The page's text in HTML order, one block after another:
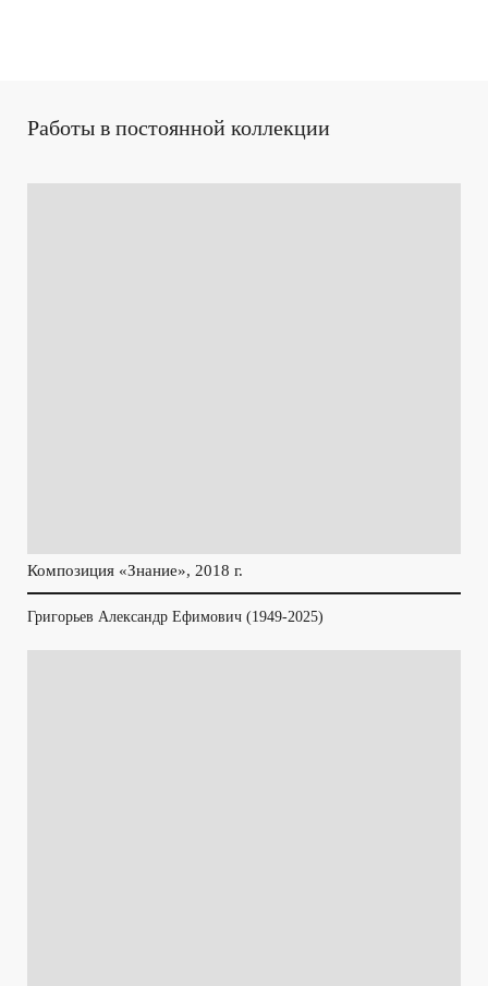
Работы в постоянной коллекции
Композиция «Знание», 2018 г.
Григорьев Александр Ефимович (1949-2025)